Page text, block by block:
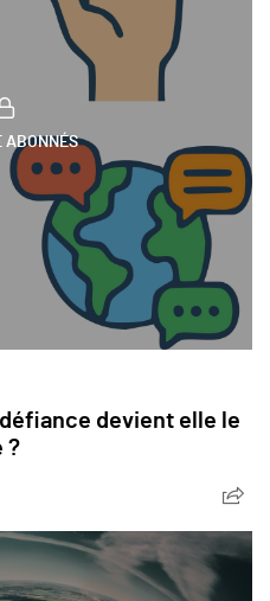
ABONNÉS
devient elle le
?